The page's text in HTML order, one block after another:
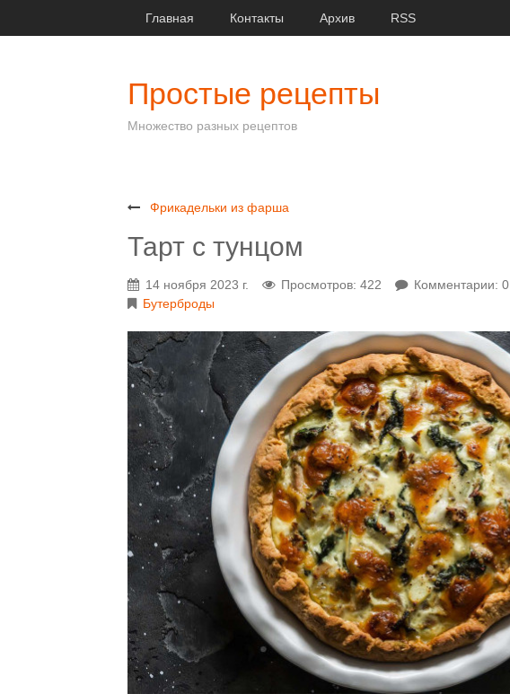
Главная Контакты Архив RSS
Простые рецепты
Множество разных рецептов
Фрикадельки из фарша
Тарт с тунцом
14 ноября 2023 г. Просмотров: 422
Комментарии: 0
Бутерброды